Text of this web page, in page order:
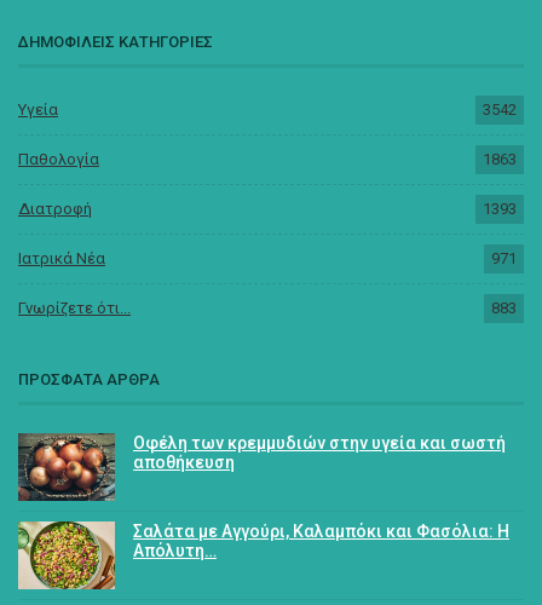
ΔΗΜΟΦΙΛΕΙΣ ΚΑΤΗΓΟΡΙΕΣ
Υγεία 3542
Παθολογία 1863
Διατροφή 1393
Ιατρικά Νέα 971
Γνωρίζετε ότι... 883
ΠΡΟΣΦΑΤΑ ΑΡΘΡΑ
Οφέλη των κρεμμυδιών στην υγεία και σωστή
αποθήκευση
Σαλάτα με Αγγούρι, Καλαμπόκι και Φασόλια: Η
Απόλυτη…